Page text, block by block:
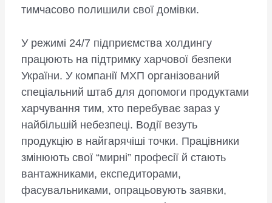
тимчасово полишили свої домівки.
У режимі 24/7 підприємства холдингу
працюють на підтримку харчової безпеки
України. У компанії МХП організований
спеціальний штаб для допомоги продуктами
харчування тим, хто перебуває зараз у
найбільшій небезпеці. Водії везуть
продукцію в найгарячіші точки. Працівники
змінюють свої “мирні” професії й стають
вантажниками, експедиторами,
фасувальниками, опрацьовують заявки,